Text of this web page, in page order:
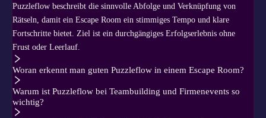
Puzzleflow beschreibt die sinnvolle Abfolge und Verknüpfung von
Rätseln, damit ein Escape Room ein stimmiges Tempo und klare
Fortschritte bietet. Ziel ist ein durchgängiges Erfolgserlebnis ohne
Frust oder Leerlauf.
Woran erkennt man guten Puzzleflow in einem Escape Room?
Warum ist Puzzleflow bei Teambuilding und Firmenevents so
wichtig?